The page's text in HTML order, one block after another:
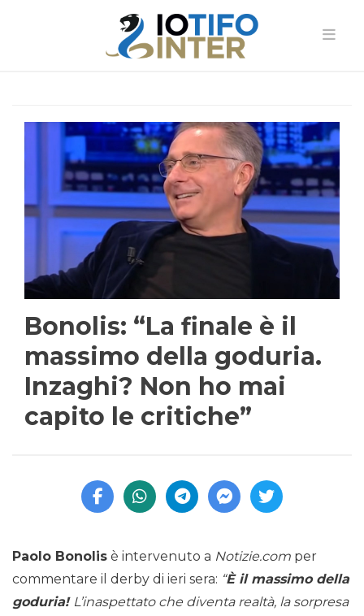
Bonolis: “La finale è il
massimo della goduria.
Inzaghi? Non ho mai
capito le critiche”
Paolo Bonolis è intervenuto a Notizie.com per
commentare il derby di ieri sera: “È il massimo della
goduria! L’inaspettato che diventa realtà, la sorpresa